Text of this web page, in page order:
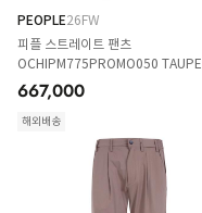
PEOPLE26FW
피플 스트레이트 팬츠
OCHIPM775PROMO050 TAUPE
667,000
해외배송